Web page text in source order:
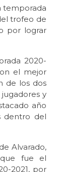
temporada
trofeo de
por lograr
2020-
el mejor
de los dos
y
año
dentro del
Alvarado,
que fue el
2021, por